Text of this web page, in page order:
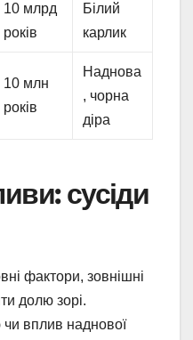
10 млрд
років
Білий
карлик
10 млн
років
Наднова
, чорна
діра
сусіди
фактори, зовнішні
долю зорі.
чи вплив наднової